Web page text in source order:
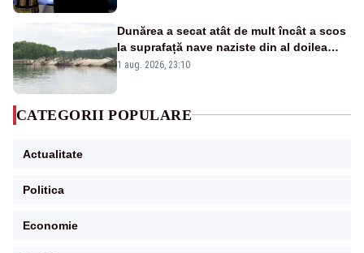
Dunărea a secat atât de mult încât a scos
la suprafață nave naziste din al doilea
război mondial
1 aug. 2026, 23:10
CATEGORII POPULARE
Actualitate
Politica
Economie